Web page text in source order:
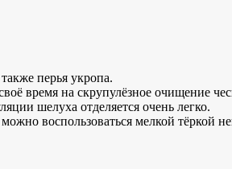
перья укропа.
время на скрупулёзное очищение
шелуха отделяется очень легко.
воспользоваться мелкой